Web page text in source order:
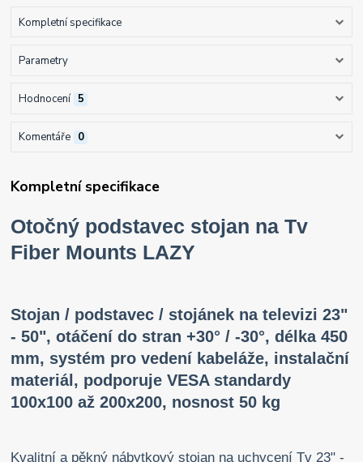
Kompletní specifikace
Parametry
Hodnocení 5
Komentáře 0
Kompletní specifikace
Otočný podstavec stojan na Tv
Fiber Mounts LAZY
Stojan / podstavec / stojánek na televizi 23"
- 50", otáčení do stran +30° / -30°, délka 450
mm, systém pro vedení kabeláže, instalační
materiál, podporuje VESA standardy
100x100 až 200x200, nosnost 50 kg
Kvalitní a pěkný nábytkový stojan na uchycení Tv 23" -